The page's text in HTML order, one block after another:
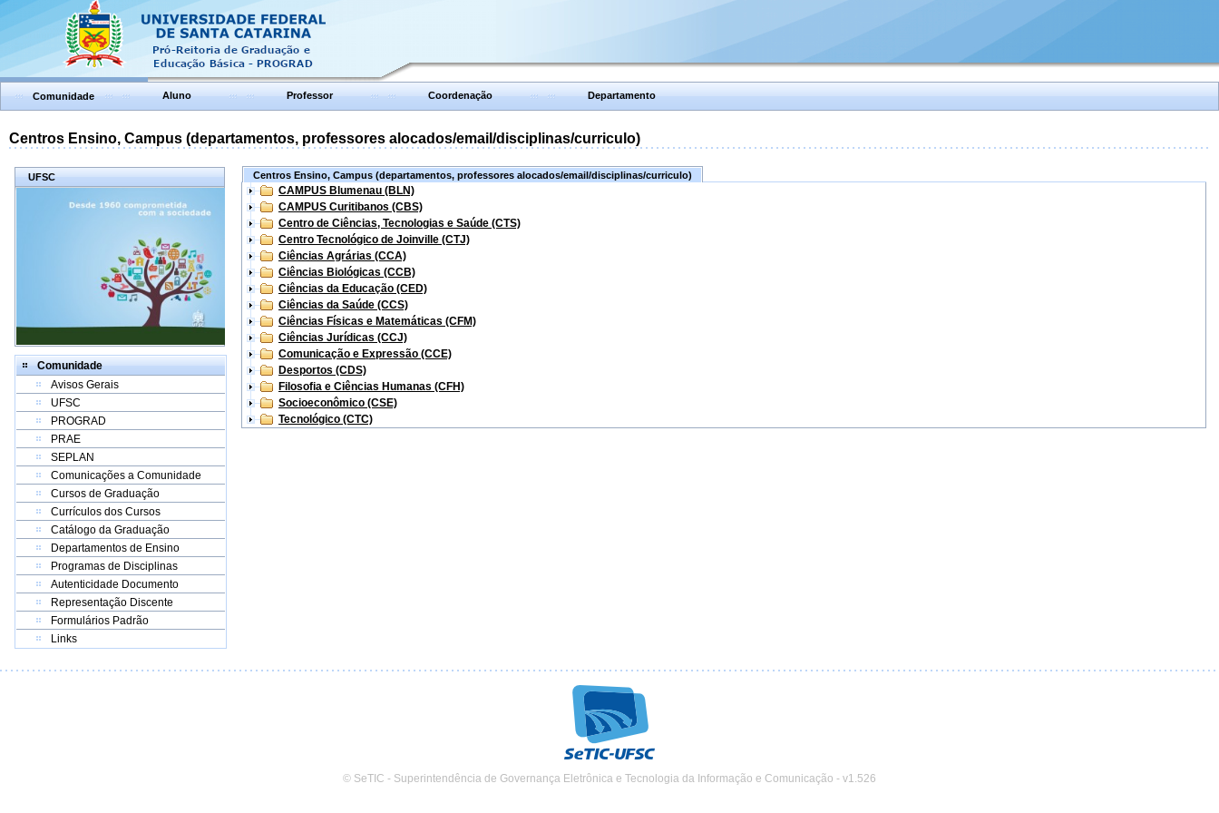
Comunidade Aluno Professor Coordenação Departamento
Centros Ensino, Campus (departamentos, professores alocados/email/disciplinas/curriculo)
UFSC
Comunidade
Avisos Gerais
UFSC
PROGRAD
PRAE
SEPLAN
Comunicações a Comunidade
Cursos de Graduação
Currículos dos Cursos
Catálogo da Graduação
Departamentos de Ensino
Programas de Disciplinas
Autenticidade Documento
Representação Discente
Formulários Padrão
Links
Centros Ensino, Campus (departamentos, professores alocados/email/disciplinas/curriculo)
CAMPUS Blumenau (BLN)
CAMPUS Curitibanos (CBS)
Centro de Ciências, Tecnologias e Saúde (CTS)
Centro Tecnológico de Joinville (CTJ)
Ciências Agrárias (CCA)
Ciências Biológicas (CCB)
Ciências da Educação (CED)
Ciências da Saúde (CCS)
Ciências Físicas e Matemáticas (CFM)
Ciências Jurídicas (CCJ)
Comunicação e Expressão (CCE)
Desportos (CDS)
Filosofia e Ciências Humanas (CFH)
Socioeconômico (CSE)
Tecnológico (CTC)
© SeTIC - Superintendência de Governança Eletrônica e Tecnologia da Informação e Comunicação - v1.526